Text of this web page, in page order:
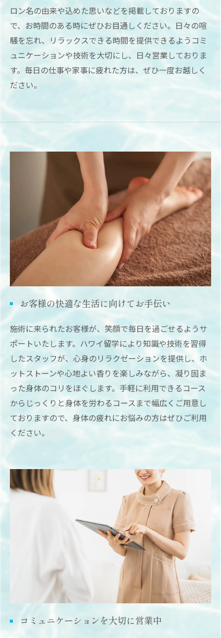
ロン名の由来や込めた思いなどを掲載しておりますの
で、お時間のある時にぜひお目通しください。日々の喧
騒を忘れ、リラックスできる時間を提供できるようコミ
ュニケーションや技術を大切にし、日々営業しておりま
す。毎日の仕事や家事に疲れた方は、ぜひ一度お越しく
ださい。
お客様の快適な生活に向けてお手伝い
施術に来られたお客様が、笑顔で毎日を過ごせるようサ
ポートいたします。ハワイ留学により知識や技術を習得
したスタッフが、心身のリラクゼーションを提供し、ホ
ットストーンや心地よい香りを楽しみながら、凝り固ま
った身体のコリをほぐします。手軽に利用できるコース
からじっくりと身体を労わるコースまで幅広くご用意し
ておりますので、身体の疲れにお悩みの方はぜひご利用
ください。
コミュニケーションを大切に営業中